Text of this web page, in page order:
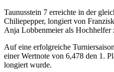
Taunusstein 7 erreichte in der
Chiliepepper, longiert von
Anja Lobbenmeier als Hochhelfer
Auf eine erfolgreiche
einer Wertnote von 6,478 den 1.
longiert wurde.